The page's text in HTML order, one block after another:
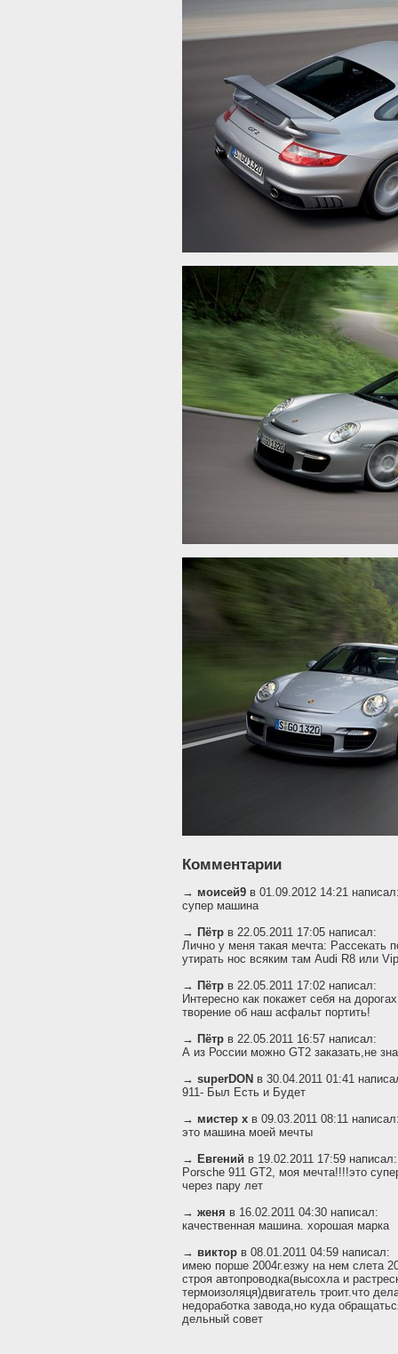
Комментарии
→ моисей9 в 01.09.2012 14:21
супер машина
→ Пётр в 22.05.2011 17:05 написал:
Лично у меня такая мечта: Рассекать
утирать нос всяким там Audi R8 или
→ Пётр в 22.05.2011 17:02 написал:
Интересно как покажет себя на
творение об наш асфальт портить!
→ Пётр в 22.05.2011 16:57 написал:
А из России можно GT2 заказать,не
→ superDON в 30.04.2011 01:41
911- Был Есть и Будет
→ мистер x в 09.03.2011 08:11
это машина моей мечты
→ Евгений в 19.02.2011 17:59 написал:
Porsche 911 GT2, моя мечта!!!!это
через пару лет
→ женя в 16.02.2011 04:30 написал:
качественная машина. хорошая марка
→ виктор в 08.01.2011 04:59 написал:
имею порше 2004г.езжу на нем слета
строя автопроводка(высохла и
термоизоляця)двигатель троит.что
недоработка завода,но куда
дельный совет